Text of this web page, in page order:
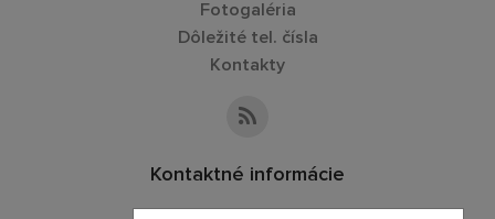
Fotogaléria
Dôležité tel. čísla
Kontakty
Kontaktné informácie